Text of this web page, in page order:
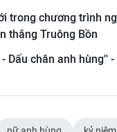
Trung Bộ và Tây
trong chương trình
thắng Truông Bồn
Dấu chân anh hùng''